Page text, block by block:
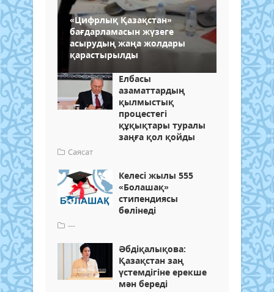
«Цифрлық Қазақстан»
бағдарламасын жүзеге
асырудың жаңа жолдары
қарастырылды
Елбасы
азаматтардың
қылмыстық
процестегі
құқықтары туралы
заңға қол қойды
Саясат
Келесі жылы 555
«Болашақ»
стипендиясы
бөлінеді
---
Әбдіқалықова:
Қазақстан заң
үстемдігіне ерекше
мән береді